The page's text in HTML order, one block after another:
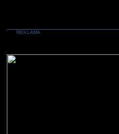
REKLAMA